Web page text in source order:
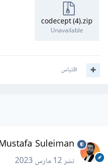
codecept (4).zip
Unavailable
اقتباس
Mustafa Suleiman
نشر12 مارس 2023